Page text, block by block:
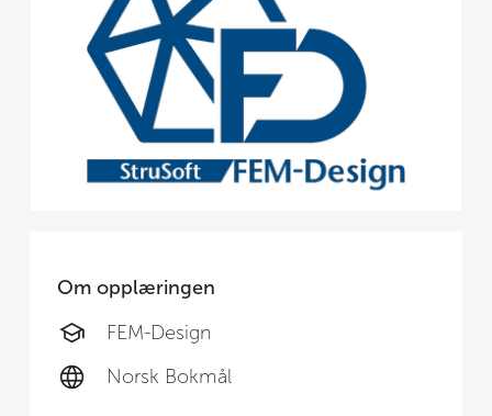
Om opplæringen
FEM-Design
Norsk Bokmål